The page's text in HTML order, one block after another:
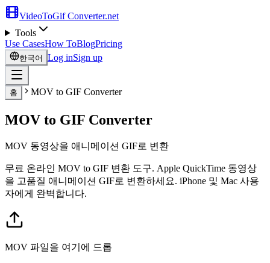
VideoToGif Converter.net
Tools
Use CasesHow ToBlogPricing
한국어 Log inSign up
홈 MOV to GIF Converter
MOV to GIF Converter
MOV 동영상을 애니메이션 GIF로 변환
무료 온라인 MOV to GIF 변환 도구. Apple QuickTime 동영상
을 고품질 애니메이션 GIF로 변환하세요. iPhone 및 Mac 사용
자에게 완벽합니다.
MOV 파일을 여기에 드롭